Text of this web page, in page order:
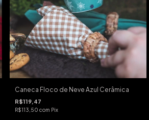
Caneca Floco de Neve Azul Cerâmica
R$119,47
R$113,50 com Pix